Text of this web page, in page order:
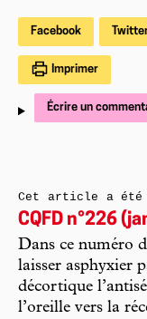
Facebook
Imprimer
Écrire un
Cet article a été
CQFD n°226
Dans ce numéro
laisser asphyxier
décortique
l’oreille vers la